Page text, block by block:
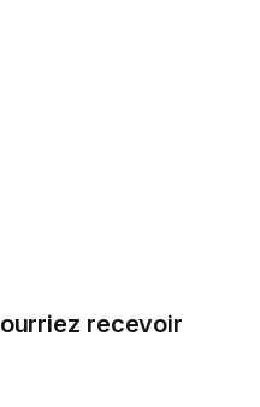
recevoir